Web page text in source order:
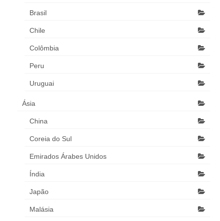
Brasil
Chile
Colômbia
Peru
Uruguai
Ásia
China
Coreia do Sul
Emirados Árabes Unidos
Índia
Japão
Malásia